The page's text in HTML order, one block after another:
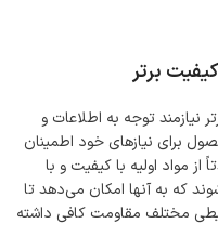
برتر
نیازمند توجه به اطلاعات و
برای نیازهای خود اطمینان
مواد اولیه با کیفیت و با
که به آنها امکان می‌دهد تا
مختلف مقاومت کافی داشته